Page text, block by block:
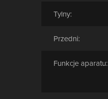
Tylny:
Przedni:
Funkcje aparatu: